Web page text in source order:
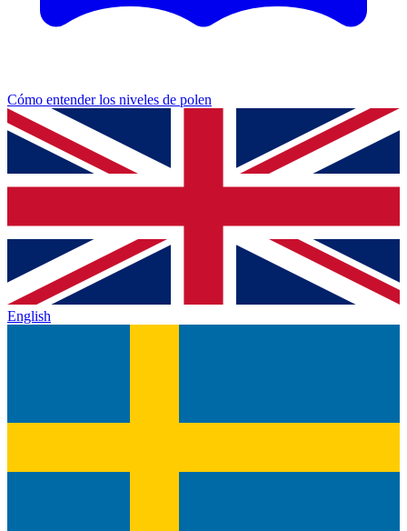
Cómo entender los niveles de polen
English